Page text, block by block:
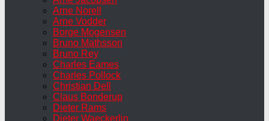
Arne Norell
Arne Vodder
Borge Mogensen
Bruno Mathsson
Bruno Rey
Charles Eames
Charles Pollock
Christian Dell
Claus Bonderup
Dieter Rams
Dieter Waeckerlin